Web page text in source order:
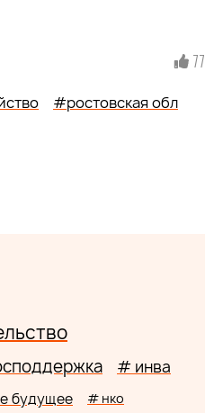
77
#ростовская обл
# инва
будущее # нко